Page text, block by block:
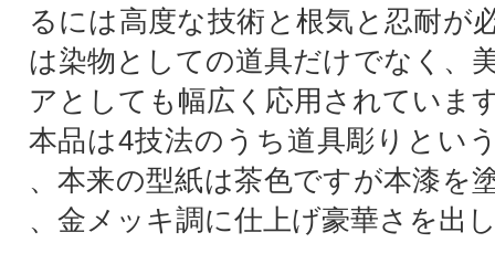
るには高度な技術と根気と忍耐が
は染物としての道具だけでなく、
アとしても幅広く応用されていま
本品は4技法のうち道具彫りとい
、本来の型紙は茶色ですが本漆を
、金メッキ調に仕上げ豪華さを出